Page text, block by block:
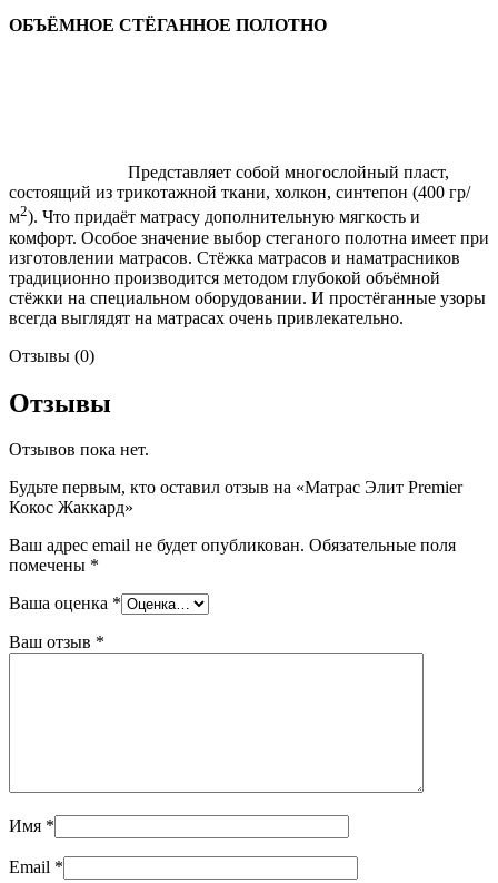
ОБЪЁМНОЕ СТЁГАННОЕ ПОЛОТНО
Представляет собой многослойный пласт,
состоящий из трикотажной ткани, холкон, синтепон (400 гр/
м2). Что придаёт матрасу дополнительную мягкость и
комфорт. Особое значение выбор стеганого полотна имеет при
изготовлении матрасов. Стёжка матрасов и наматрасников
традиционно производится методом глубокой объёмной
стёжки на специальном оборудовании. И простёганные узоры
всегда выглядят на матрасах очень привлекательно.
Отзывы (0)
Отзывы
Отзывов пока нет.
Будьте первым, кто оставил отзыв на «Матрас Элит Premier
Кокос Жаккард»
Ваш адрес email не будет опубликован. Обязательные поля
помечены *
Ваша оценка *
Ваш отзыв *
Имя *
Email *